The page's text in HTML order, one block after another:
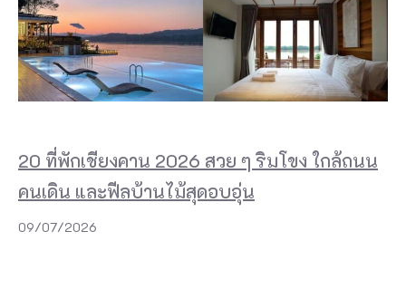
20 ที่พักเชียงคาน 2026 สวย ๆ ริมโขง ใกล้ถนน
คนเดิน และฟีลบ้านไม้สุดอบอุ่น
09/07/2026